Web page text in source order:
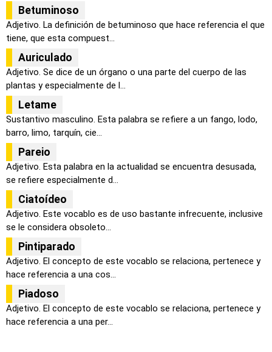
Betuminoso
Adjetivo. La definición de betuminoso que hace referencia el que
tiene, que esta compuest...
Auriculado
Adjetivo. Se dice de un órgano o una parte del cuerpo de las
plantas y especialmente de l...
Letame
Sustantivo masculino. Esta palabra se refiere a un fango, lodo,
barro, limo, tarquín, cie...
Pareio
Adjetivo. Esta palabra en la actualidad se encuentra desusada,
se refiere especialmente d...
Ciatoídeo
Adjetivo. Este vocablo es de uso bastante infrecuente, inclusive
se le considera obsoleto...
Pintiparado
Adjetivo. El concepto de este vocablo se relaciona, pertenece y
hace referencia a una cos...
Piadoso
Adjetivo. El concepto de este vocablo se relaciona, pertenece y
hace referencia a una per...